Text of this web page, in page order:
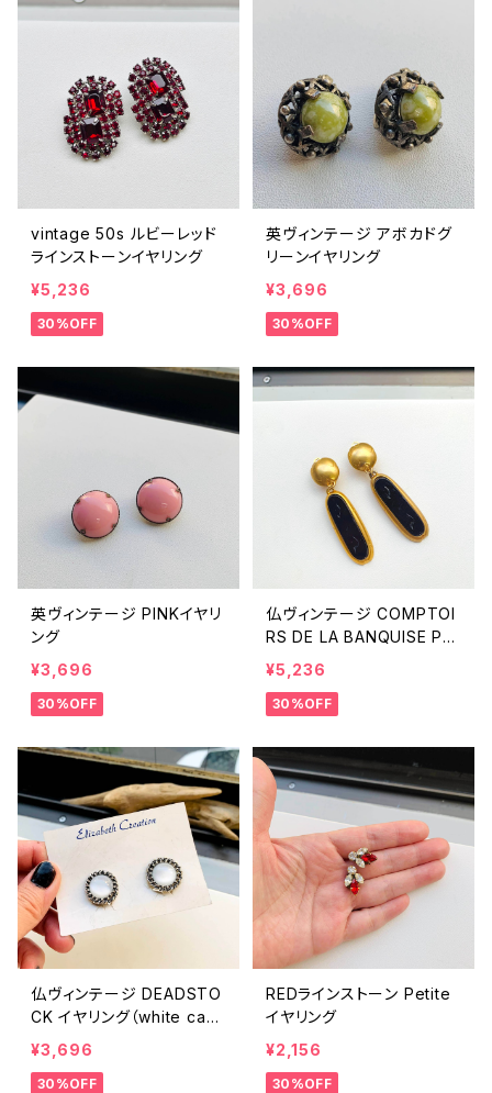
vintage 50s ルビーレッド
ラインストーンイヤリング
¥5,236
30%OFF
英ヴィンテージ アボカドグ
リーンイヤリング
¥3,696
30%OFF
英ヴィンテージ PINKイヤリ
ング
¥3,696
30%OFF
仏ヴィンテージ COMPTOI
RS DE LA BANQUISE PA
RIS イヤリング
¥5,236
30%OFF
仏ヴィンテージ DEADSTO
CK イヤリング（white cab
ochon）
¥3,696
30%OFF
REDラインストーン Petite
イヤリング
¥2,156
30%OFF